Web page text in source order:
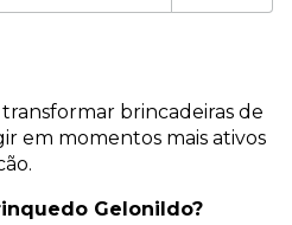
brincadeiras de
em momentos mais ativos
Gelonildo?